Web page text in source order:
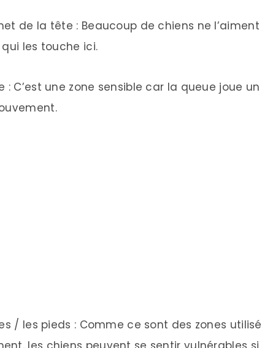
de la tête : Beaucoup de chiens ne
les touche ici.
: C’est une zone sensible car la queue joue
/ les pieds : Comme ce sont des zones